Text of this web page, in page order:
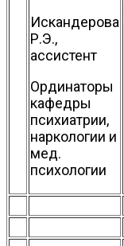
Искандерова
Р.Э.,
ассистент
Ординаторы
кафедры
психиатрии,
наркологии и
мед.
психологии